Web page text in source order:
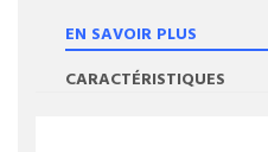
EN SAVOIR PLUS
CARACTÉRISTIQUES